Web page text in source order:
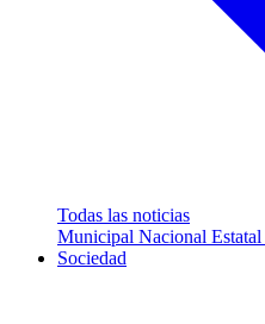
Todas las noticias
Municipal Nacional Estatal
Sociedad